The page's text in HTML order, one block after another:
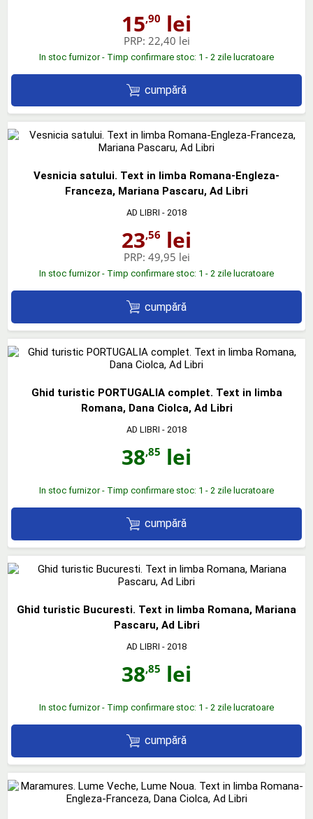
15,90 lei
PRP: 22,40 lei
In stoc furnizor - Timp confirmare stoc: 1 - 2 zile lucratoare
cumpără
Vesnicia satului. Text in limba Romana-Engleza-
Franceza, Mariana Pascaru, Ad Libri
AD LIBRI - 2018
23,56 lei
PRP: 49,95 lei
In stoc furnizor - Timp confirmare stoc: 1 - 2 zile lucratoare
cumpără
Ghid turistic PORTUGALIA complet. Text in limba
Romana, Dana Ciolca, Ad Libri
AD LIBRI - 2018
38,85 lei
In stoc furnizor - Timp confirmare stoc: 1 - 2 zile lucratoare
cumpără
Ghid turistic Bucuresti. Text in limba Romana, Mariana
Pascaru, Ad Libri
AD LIBRI - 2018
38,85 lei
In stoc furnizor - Timp confirmare stoc: 1 - 2 zile lucratoare
cumpără